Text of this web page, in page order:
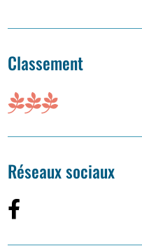
Classement
Réseaux sociaux